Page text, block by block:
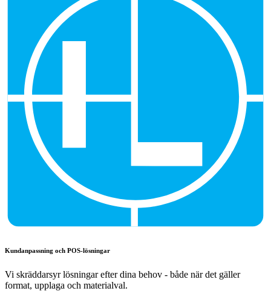
Kundanpassning och POS-lösningar
Vi skräddarsyr lösningar efter dina behov - både när det gäller
format, upplaga och materialval.